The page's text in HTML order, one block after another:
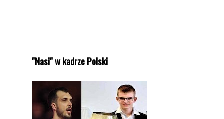
"Nasi" w kadrze Polski